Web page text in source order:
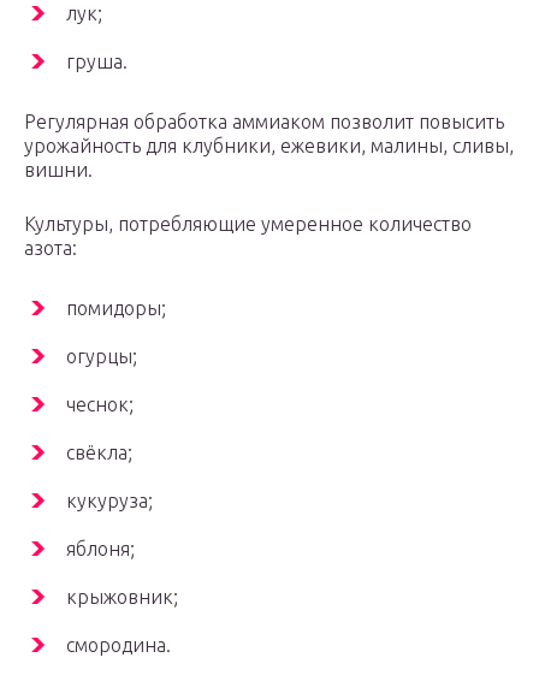
лук;
груша.
Регулярная обработка аммиаком позволит повысить
урожайность для клубники, ежевики, малины, сливы,
вишни.
Культуры, потребляющие умеренное количество
азота:
помидоры;
огурцы;
чеснок;
свёкла;
кукуруза;
яблоня;
крыжовник;
смородина.